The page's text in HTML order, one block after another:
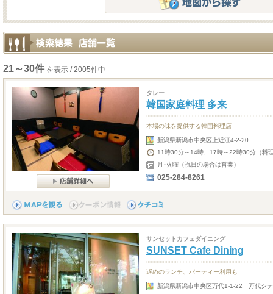
21～30件 を表示 / 2005件中
タレー
韓国家庭料理 多来
本場の味を提供する韓国料理店
新潟県新潟市中央区上近江4-2-20
11時30分～14時、17時～22時30分（料
月･火曜（祝日の場合は営業）
025-284-8261
サンセットカフェダイニング
SUNSET Cafe Dining
遅めのランチ、パーティー利用も
新潟県新潟市中央区万代1-1-22 万代シ